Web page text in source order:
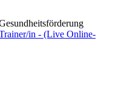
in - (Live Online-